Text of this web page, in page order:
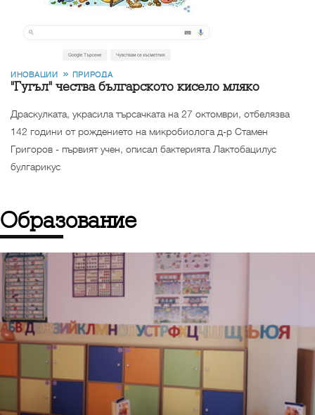
ИНОВАЦИИ ПРИРОДА
"Гугъл" чества българското кисело мляко
Драскулката, украсила търсачката на 27 октомври, отбелязва
142 години от рождението на микробиолога д-р Стамен
Григоров - първият учен, описал бактерията Лактобацилус
булгарикус
Образование